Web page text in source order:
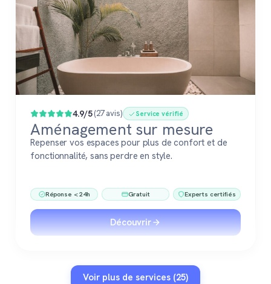
4.9/5(27 avis) Service vérifié
Aménagement sur mesure
Repenser vos espaces pour plus de confort et de
fonctionnalité, sans perdre en style.
Réponse < 24h Gratuit Experts certifiés
Découvrir
Voir plus de services (25)